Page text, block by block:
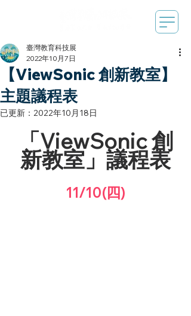
【ViewSonic 創新教室】
主題議程表
臺灣教育科技展
2022年10月7日
已更新： 2022年10月18日
「ViewSonic 創
新教室」議程表
11/10(四)